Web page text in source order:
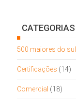
CATEGORIAS
500 maiores do sul
Certificações (14)
Comercial (18)